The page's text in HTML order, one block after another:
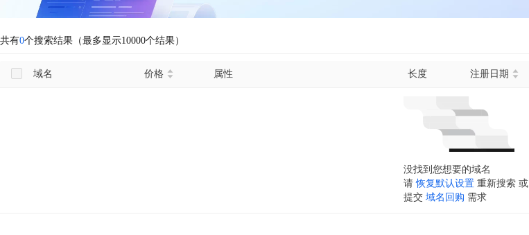
共有0个搜索结果（最多显示10000个结果）
域名 价格 属性 长度 注册日期
没找到您想要的域名
请 恢复默认设置 重新搜索 或
提交 域名回购 需求